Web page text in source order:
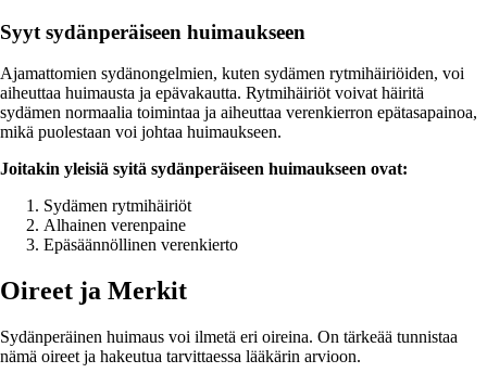
Syyt sydänperäiseen huimaukseen
Ajamattomien sydänongelmien, kuten sydämen rytmihäiriöiden, voi
aiheuttaa huimausta ja epävakautta. Rytmihäiriöt voivat häiritä
sydämen normaalia toimintaa ja aiheuttaa verenkierron epätasapainoa,
mikä puolestaan voi johtaa huimaukseen.
Joitakin yleisiä syitä sydänperäiseen huimaukseen ovat:
Sydämen rytmihäiriöt
Alhainen verenpaine
Epäsäännöllinen verenkierto
Oireet ja Merkit
Sydänperäinen huimaus voi ilmetä eri oireina. On tärkeää tunnistaa
nämä oireet ja hakeutua tarvittaessa lääkärin arvioon.